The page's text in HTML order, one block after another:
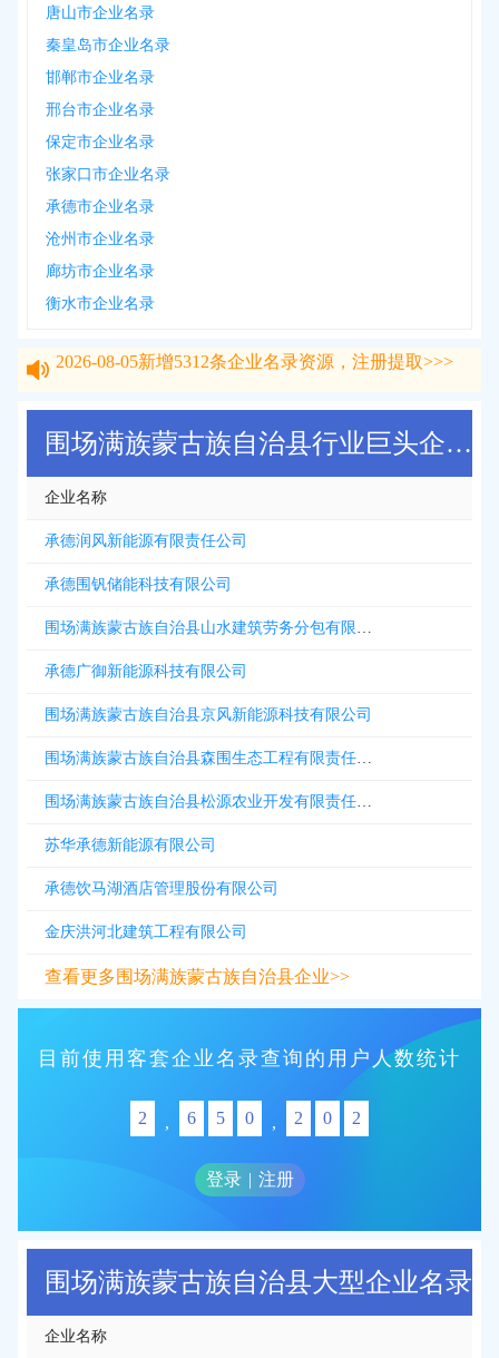
唐山市企业名录
秦皇岛市企业名录
邯郸市企业名录
邢台市企业名录
保定市企业名录
张家口市企业名录
承德市企业名录
沧州市企业名录
廊坊市企业名录
衡水市企业名录
围场满族蒙古族自治县行业巨头企业名录
企业名称
承德润风新能源有限责任公司
承德围钒储能科技有限公司
围场满族蒙古族自治县山水建筑劳务分包有限公司
承德广御新能源科技有限公司
围场满族蒙古族自治县京风新能源科技有限公司
围场满族蒙古族自治县森围生态工程有限责任公司
围场满族蒙古族自治县松源农业开发有限责任公司
苏华承德新能源有限公司
承德饮马湖酒店管理股份有限公司
金庆洪河北建筑工程有限公司
查看更多围场满族蒙古族自治县企业>>
目前使用客套企业名录查询的用户人数统计
2 , 6 5 0 , 2 0 2
登录 | 注册
围场满族蒙古族自治县大型企业名录
企业名称